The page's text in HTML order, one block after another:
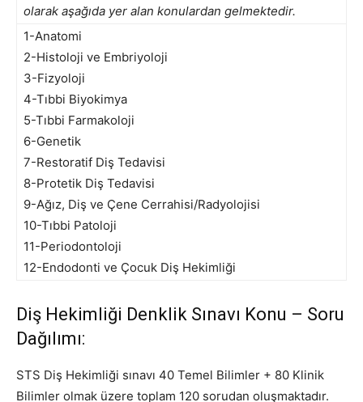
olarak aşağıda yer alan konulardan gelmektedir.
1-Anatomi
2-Histoloji ve Embriyoloji
3-Fizyoloji
4-Tıbbi Biyokimya
5-Tıbbi Farmakoloji
6-Genetik
7-Restoratif Diş Tedavisi
8-Protetik Diş Tedavisi
9-Ağız, Diş ve Çene Cerrahisi/Radyolojisi
10-Tıbbi Patoloji
11-Periodontoloji
12-Endodonti ve Çocuk Diş Hekimliği
Diş Hekimliği Denklik Sınavı Konu – Soru
Dağılımı:
STS Diş Hekimliği sınavı 40 Temel Bilimler + 80 Klinik
Bilimler olmak üzere toplam 120 sorudan oluşmaktadır.